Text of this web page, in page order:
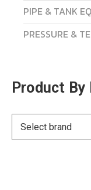
PIPE & TANK
PRESSURE &
Product By